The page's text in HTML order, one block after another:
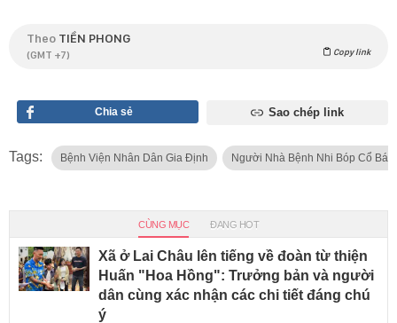
Theo TIỀN PHONG
(GMT +7) Copy link
Chia sẻ Sao chép link
Tags: Bệnh Viện Nhân Dân Gia Định Người Nhà Bệnh Nhi Bóp Cổ Bác
CÙNG MỤC ĐANG HOT
Xã ở Lai Châu lên tiếng về đoàn từ thiện
Huấn "Hoa Hồng": Trưởng bản và người
dân cùng xác nhận các chi tiết đáng chú
ý